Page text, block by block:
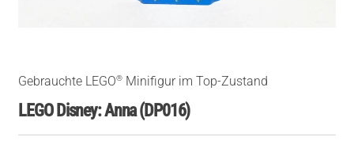
Gebrauchte LEGO® Minifigur im Top-Zustand
LEGO Disney: Anna (DP016)